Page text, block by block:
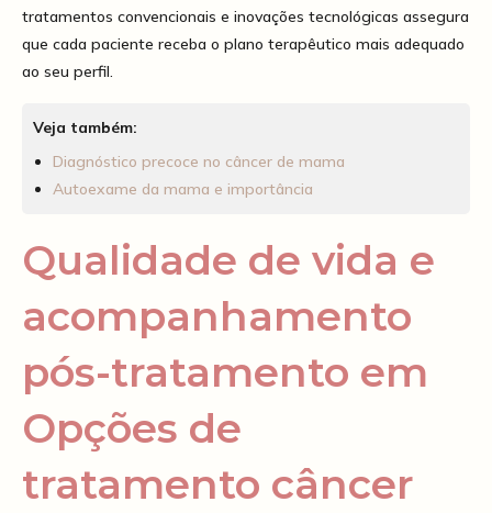
tratamentos convencionais e inovações tecnológicas assegura
que cada paciente receba o plano terapêutico mais adequado
ao seu perfil.
Veja também:
Diagnóstico precoce no câncer de mama
Autoexame da mama e importância
Qualidade de vida e
acompanhamento
pós-tratamento em
Opções de
tratamento câncer